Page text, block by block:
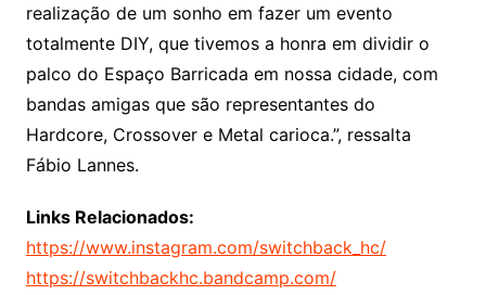
realização de um sonho em fazer um evento
totalmente DIY, que tivemos a honra em dividir o
palco do Espaço Barricada em nossa cidade, com
bandas amigas que são representantes do
Hardcore, Crossover e Metal carioca.”, ressalta
Fábio Lannes.
Links Relacionados:
https://www.instagram.com/switchback_hc/
https://switchbackhc.bandcamp.com/